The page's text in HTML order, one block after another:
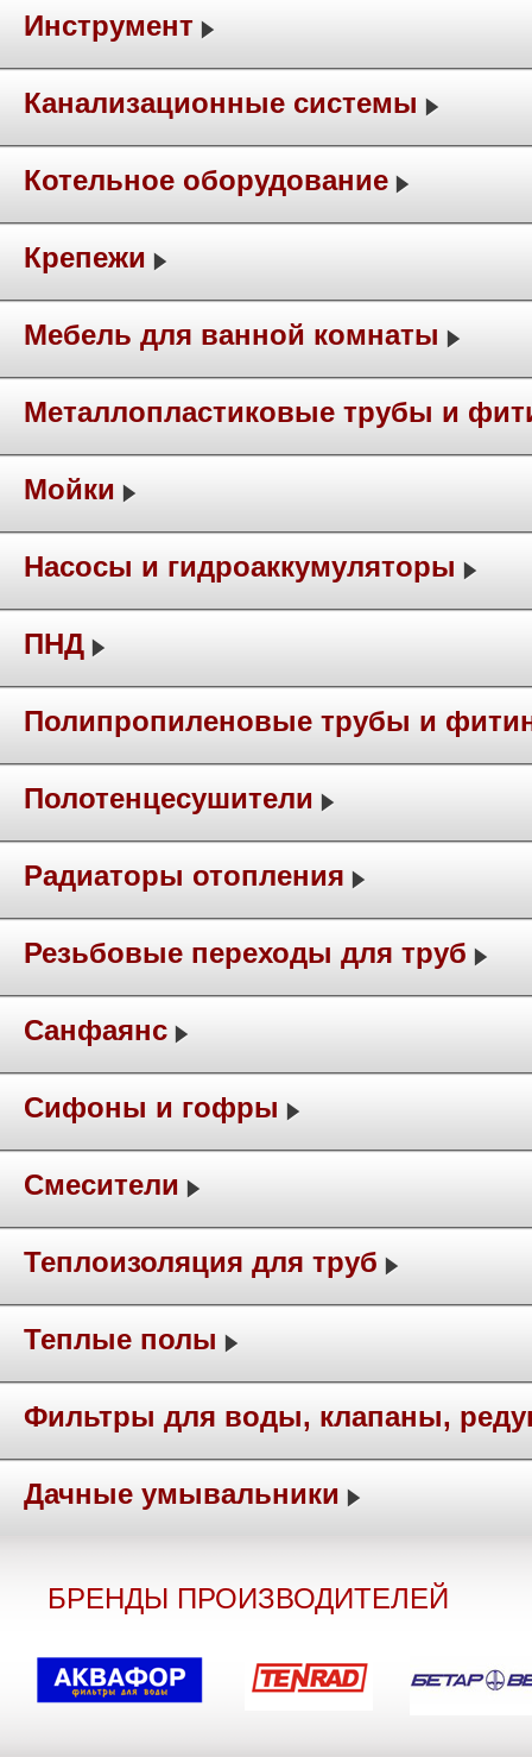
Инструмент
Канализационные системы
Котельное оборудование
Крепежи
Мебель для ванной комнаты
Металлопластиковые трубы и
Мойки
Насосы и гидроаккумуляторы
ПНД
Полипропиленовые трубы и
Полотенцесушители
Радиаторы отопления
Резьбовые переходы для труб
Санфаянс
Сифоны и гофры
Смесители
Теплоизоляция для труб
Теплые полы
Фильтры для воды, клапаны,
Дачные умывальники
БРЕНДЫ ПРОИЗВОДИТЕЛЕЙ